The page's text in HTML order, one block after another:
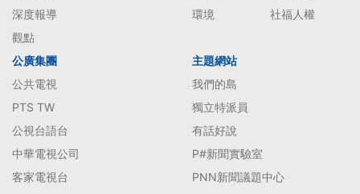
深度報導
觀點
環境
社福人權
公廣集團
公共電視
PTS TW
公視台語台
中華電視公司
客家電視台
主題網站
我們的島
獨立特派員
有話好說
P#新聞實驗室
PNN新聞議題中心